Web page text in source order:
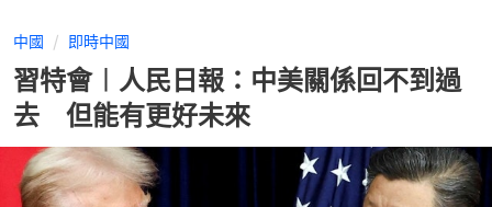
中國 即時中國
習特會︱人民日報：中美關係回不到過
去 但能有更好未來